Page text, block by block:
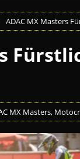
ADAC MX Masters
MX Masters,